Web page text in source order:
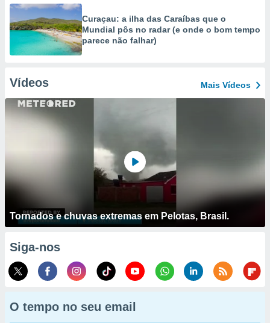
Curaçau: a ilha das Caraíbas que o
Mundial pôs no radar (e onde o bom tempo
parece não falhar)
Vídeos Mais Vídeos
Tornados e chuvas extremas em Pelotas, Brasil.
Siga-nos
O tempo no seu email